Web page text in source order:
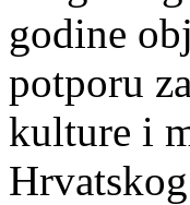
godine
potporu
kulture i